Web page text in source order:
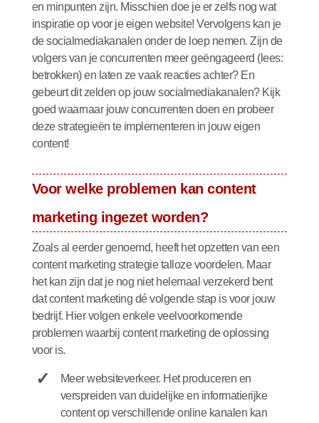
en minpunten zijn. Misschien doe je er zelfs nog wat
inspiratie op voor je eigen website! Vervolgens kan je
de socialmediakanalen onder de loep nemen. Zijn de
volgers van je concurrenten meer geëngageerd (lees:
betrokken) en laten ze vaak reacties achter? En
gebeurt dit zelden op jouw socialmediakanalen? Kijk
goed waarnaar jouw concurrenten doen en probeer
dezestrategieën te implementeren in jouw eigen
content!
Voor welke problemen kan content
marketing ingezet worden?
Zoals al eerder genoemd, heeft het opzetten van een
content marketing strategie talloze voordelen. Maar
het kan zijn dat je nog niet helemaal verzekerd bent
dat content marketing dé volgende stap is voor jouw
bedrijf. Hier volgen enkele veelvoorkomende
problemen waarbij content marketing de oplossing
voor is.
Meer websiteverkeer. Het produceren en
verspreiden van duidelijke en informatierijke
content op verschillende online kanalen kan